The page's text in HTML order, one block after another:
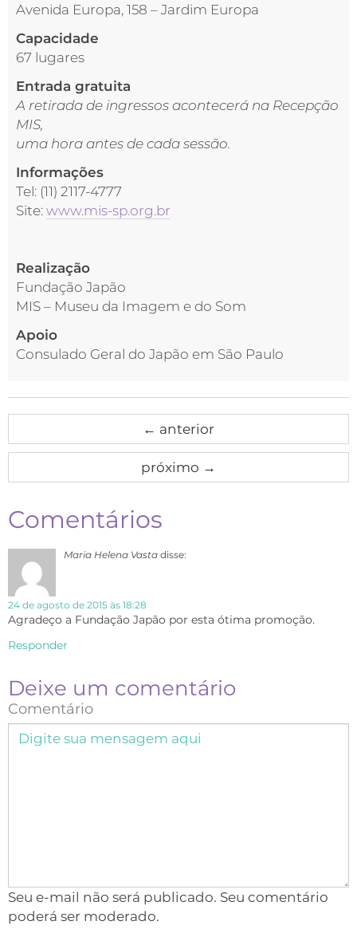
Avenida Europa, 158 – Jardim Europa
Capacidade
67 lugares
Entrada gratuita
A retirada de ingressos acontecerá na Recepção
MIS,
uma hora antes de cada sessão.
Informações
Tel: (11) 2117-4777
Site: www.mis-sp.org.br
Realização
Fundação Japão
MIS – Museu da Imagem e do Som
Apoio
Consulado Geral do Japão em São Paulo
← anterior
próximo →
Comentários
Maria Helena Vasta disse:
24 de agosto de 2015 às 18:28
Agradeço a Fundação Japão por esta ótima promoção.
Responder
Deixe um comentário
Comentário
Seu e-mail não será publicado. Seu comentário
poderá ser moderado.